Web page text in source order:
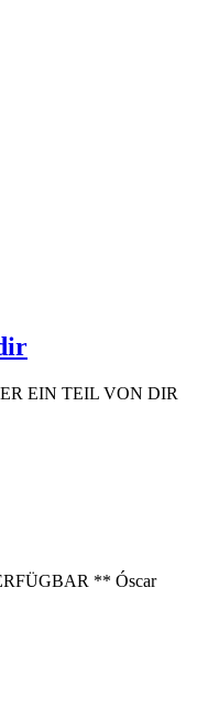
EIN TEIL VON DIR
** Óscar